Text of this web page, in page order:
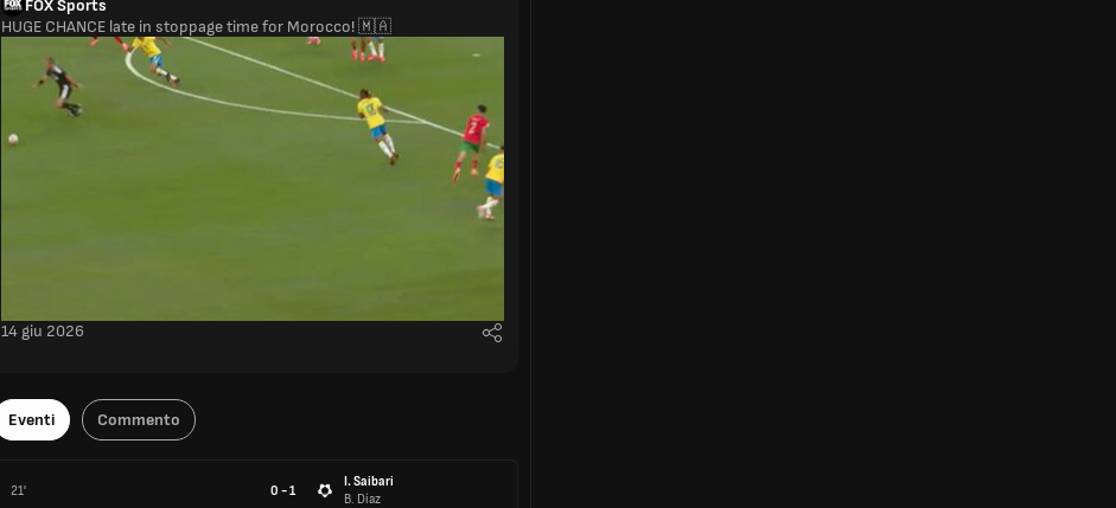
FOX Sports
HUGE CHANCE late in stoppage time for Morocco! 🇲🇦
14 giu 2026
Eventi Commento
21' 0 - 1
I. Saibari
B. Díaz